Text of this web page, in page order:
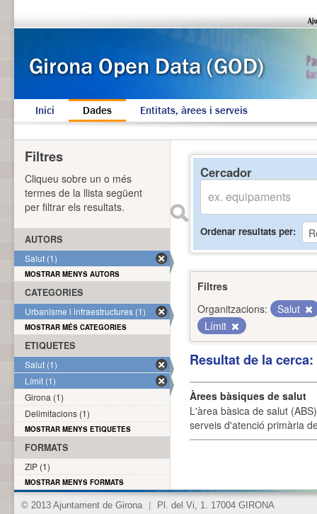
Inici Dades Entitats, àrees i serveis
Cercador
Ordenar resultats per
Filtres
Organitzacions:
Salut
Límit
Resultat de la
Àrees bàsiques de salut
L'àrea bàsica de salut
serveis d'atenció primària
Filtres
Cliqueu sobre un o més
termes de la llista següent
per filtrar els resultats.
AUTORS
Salut (1)
MOSTRAR MENYS AUTORS
CATEGORIES
Urbanisme i infraestructures (1)
MOSTRAR MÉS CATEGORIES
ETIQUETES
Salut (1)
Límit (1)
Girona (1)
Delimitacions (1)
MOSTRAR MENYS ETIQUETES
FORMATS
ZIP (1)
MOSTRAR MENYS FORMATS
© 2013 Ajuntament de Girona Pl. del Vi, 1. 17004 GIRONA